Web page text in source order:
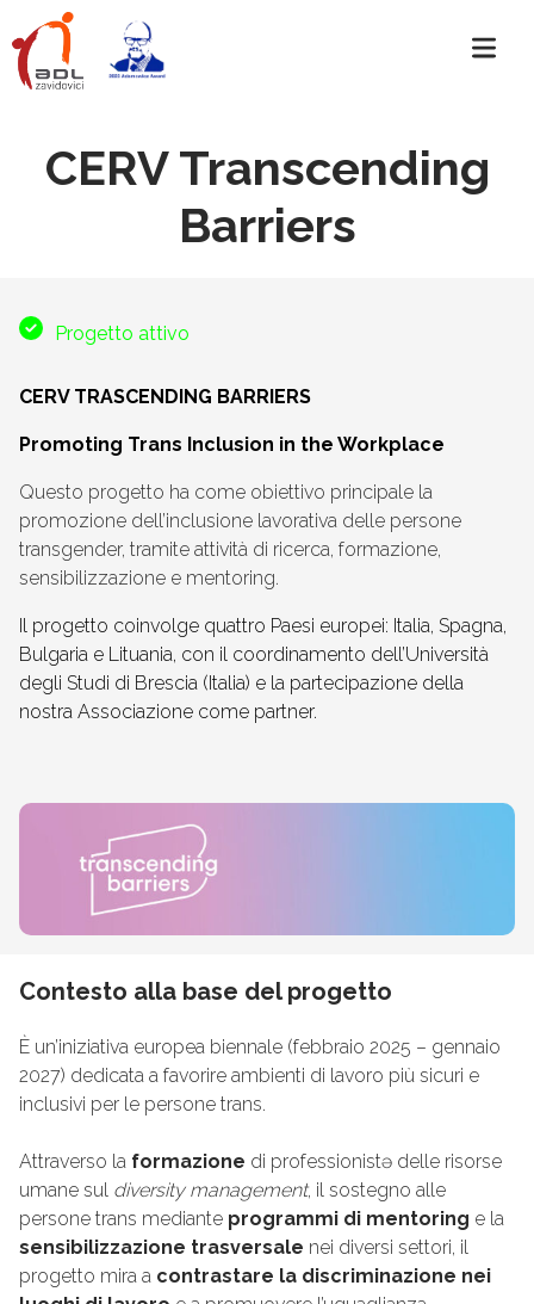
CERV Transcending
Barriers
Progetto attivo
CERV TRASCENDING BARRIERS
Promoting Trans Inclusion in the Workplace
Questo progetto ha come obiettivo principale la
promozione dell’inclusione lavorativa delle persone
transgender, tramite attività di ricerca, formazione,
sensibilizzazione e mentoring.
Il progetto coinvolge quattro Paesi europei: Italia, Spagna,
Bulgaria e Lituania, con il coordinamento dell’Università
degli Studi di Brescia (Italia) e la partecipazione della
nostra Associazione come partner.
Contesto alla base del progetto
È un’iniziativa europea biennale (febbraio 2025 – gennaio
2027) dedicata a favorire ambienti di lavoro più sicuri e
inclusivi per le persone trans.
Attraverso la formazione di professionistə delle risorse
umane sul diversity management, il sostegno alle
persone trans mediante programmi di mentoring e la
sensibilizzazione trasversale nei diversi settori, il
progetto mira a contrastare la discriminazione nei